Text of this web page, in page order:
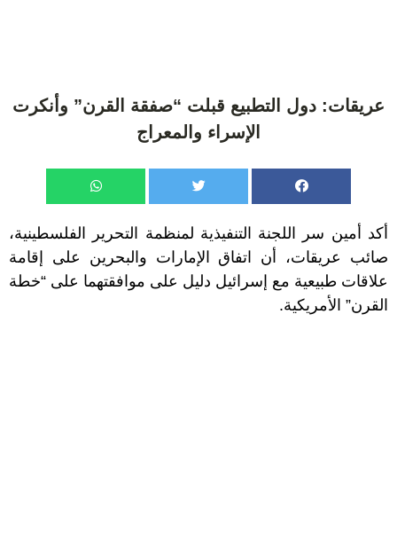
عريقات: دول التطبيع قبلت “صفقة القرن” وأنكرت
الإسراء والمعراج
أكد أمين سر اللجنة التنفيذية لمنظمة التحرير الفلسطينية،
صائب عريقات، أن اتفاق الإمارات والبحرين على إقامة
علاقات طبيعية مع إسرائيل دليل على موافقتهما على “خطة
القرن” الأمريكية.